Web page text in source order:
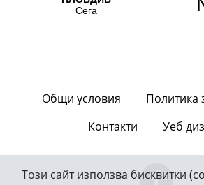
Общи условия
Политика
Контакти
Уеб
Този сайт използва бисквитки